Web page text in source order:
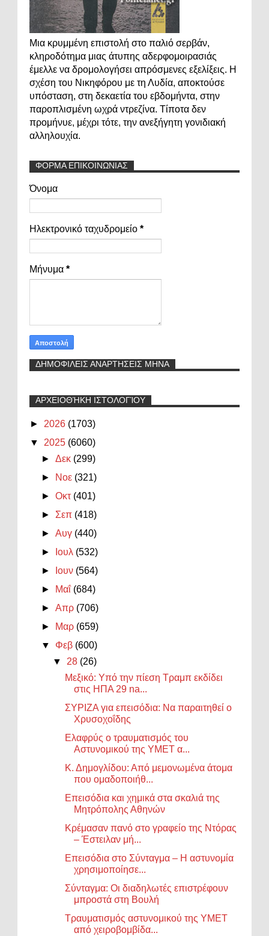
Μια κρυμμένη επιστολή στο παλιό σερβάν,
κληροδότημα μιας άτυπης αδερφομοιρασιάς
έμελλε να δρομολογήσει απρόσμενες εξελίξεις. Η
σχέση του Νικηφόρου με τη Λυδία, αποκτούσε
υπόσταση, στη δεκαετία του εβδομήντα, στην
παροπλισμένη ωχρά ντρεζίνα. Τίποτα δεν
προμήνυε, μέχρι τότε, την ανεξήγητη γονιδιακή
αλληλουχία.
ΦΟΡΜΑ ΕΠΙΚΟΙΝΩΝΙΑΣ
Όνομα
Ηλεκτρονικό ταχυδρομείο *
Μήνυμα *
ΔΗΜΟΦΙΛΕΙΣ ΑΝΑΡΤΗΣΕΙΣ ΜΗΝΑ
ΑΡΧΕΙΟΘΉΚΗ ΙΣΤΟΛΟΓΊΟΥ
► 2026 (1703)
▼ 2025 (6060)
►Δεκ (299)
►
Νοε (321)
►Οκτ (401)
► Σεπ (418)
►Αυγ (440)
►
Ιουλ (532)
►
Ιουν (564)
►
Μαΐ (684)
►Απρ (706)
►
Μαρ (659)
▼ Φεβ (600)
▼ 28 (26)
Μεξικό: Υπό την πίεση Τραμπ εκδίδει
στις ΗΠΑ 29 na...
ΣΥΡΙΖΑ για επεισόδια: Να παραιτηθεί ο
Χρυσοχοΐδης
Ελαφρύς ο τραυματισμός του
Αστυνομικού της ΥΜΕΤ α...
Κ. Δημογλίδου: Από μεμονωμένα άτομα
που ομαδοποιήθ...
Επεισόδια και χημικά στα σκαλιά της
Μητρόπολης Αθηνών
Κρέμασαν πανό στο γραφείο της Ντόρας
– Έστειλαν μή...
Επεισόδια στο Σύνταγμα – Η αστυνομία
χρησιμοποίησε...
Σύνταγμα: Οι διαδηλωτές επιστρέφουν
μπροστά στη Βουλή
Τραυματισμός αστυνομικού της ΥΜΕΤ
από χειροβομβίδα...